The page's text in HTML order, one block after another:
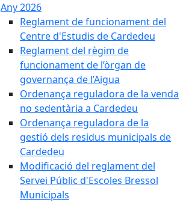
Any 2026
Reglament de funcionament del
Centre d'Estudis de Cardedeu
Reglament del règim de
funcionament de l’òrgan de
governança de l’Aigua
Ordenança reguladora de la venda
no sedentària a Cardedeu
Ordenança reguladora de la
gestió dels residus municipals de
Cardedeu
Modificació del reglament del
Servei Públic d'Escoles Bressol
Municipals